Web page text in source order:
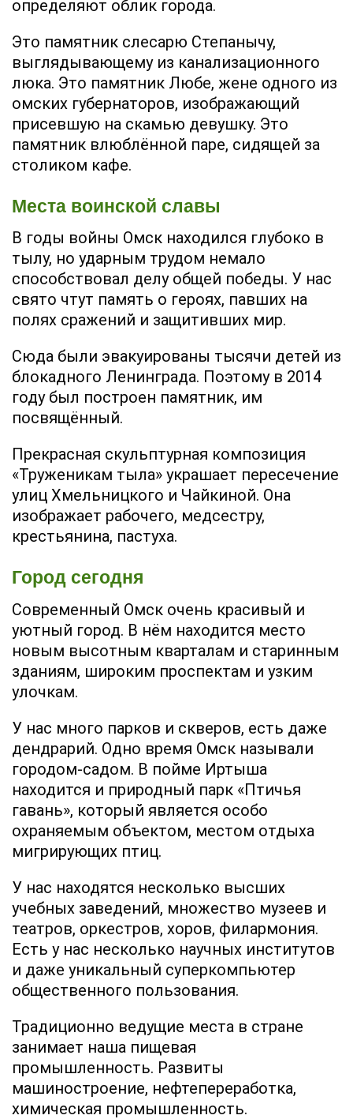
определяют облик города.
Это памятник слесарю Степанычу,
выглядывающему из канализационного
люка. Это памятник Любе, жене одного из
омских губернаторов, изображающий
присевшую на скамью девушку. Это
памятник влюблённой паре, сидящей за
столиком кафе.
Места воинской славы
В годы войны Омск находился глубоко в
тылу, но ударным трудом немало
способствовал делу общей победы. У нас
свято чтут память о героях, павших на
полях сражений и защитивших мир.
Сюда были эвакуированы тысячи детей из
блокадного Ленинграда. Поэтому в 2014
году был построен памятник, им
посвящённый.
Прекрасная скульптурная композиция
«Труженикам тыла» украшает пересечение
улиц Хмельницкого и Чайкиной. Она
изображает рабочего, медсестру,
крестьянина, пастуха.
Город сегодня
Современный Омск очень красивый и
уютный город. В нём находится место
новым высотным кварталам и старинным
зданиям, широким проспектам и узким
улочкам.
У нас много парков и скверов, есть даже
дендрарий. Одно время Омск называли
городом-садом. В пойме Иртыша
находится и природный парк «Птичья
гавань», который является особо
охраняемым объектом, местом отдыха
мигрирующих птиц.
У нас находятся несколько высших
учебных заведений, множество музеев и
театров, оркестров, хоров, филармония.
Есть у нас несколько научных институтов
и даже уникальный суперкомпьютер
общественного пользования.
Традиционно ведущие места в стране
занимает наша пищевая
промышленность. Развиты
машиностроение, нефтепереработка,
химическая промышленность.